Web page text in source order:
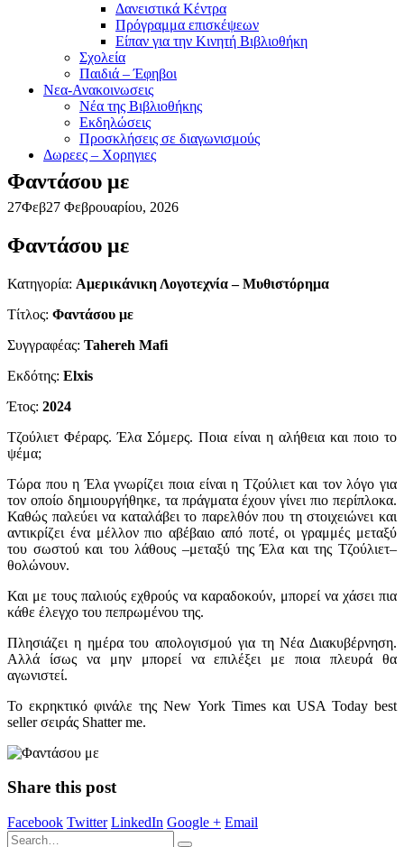
Δανειστικά Κέντρα
Πρόγραμμα επισκέψεων
Είπαν για την Κινητή Βιβλιοθήκη
Σχολεία
Παιδιά – Έφηβοι
Νεα-Ανακοινωσεις
Νέα της Βιβλιοθήκης
Εκδηλώσεις
Προσκλήσεις σε διαγωνισμούς
Δωρεες – Χορηγιες
Φαντάσου με
27Φεβ27 Φεβρουαρίου, 2026
Φαντάσου με
Κατηγορία: Αμερικάνικη Λογοτεχνία – Μυθιστόρημα
Τίτλος: Φαντάσου με
Συγγραφέας: Tahereh Mafi
Εκδότης: Elxis
Έτος: 2024
Τζούλιετ Φέραρς. Έλα Σόμερς. Ποια είναι η αλήθεια και ποιο το
ψέμα;
Τώρα που η Έλα γνωρίζει ποια είναι η Τζούλιετ και τον λόγο για
τον οποίο δημιουργήθηκε, τα πράγματα έχουν γίνει πιο περίπλοκα.
Καθώς παλεύει να καταλάβει το παρελθόν που τη στοιχειώνει και
αντικρίζει ένα μέλλον πιο αβέβαιο από ποτέ, οι γραμμές μεταξύ
του σωστού και του λάθους –μεταξύ της Έλα και της Τζούλιετ–
θολώνουν.
Και με τους παλιούς εχθρούς να καραδοκούν, μπορεί να χάσει πια
κάθε έλεγχο του πεπρωμένου της.
Πλησιάζει η ημέρα του απολογισμού για τη Νέα Διακυβέρνηση.
Αλλά ίσως να μην μπορεί να επιλέξει με ποια πλευρά θα
αγωνιστεί.
Το εκρηκτικό φινάλε της New York Times και USA Today best
seller σειράς Shatter me.
Share this post
Facebook Twitter LinkedIn Google + Email